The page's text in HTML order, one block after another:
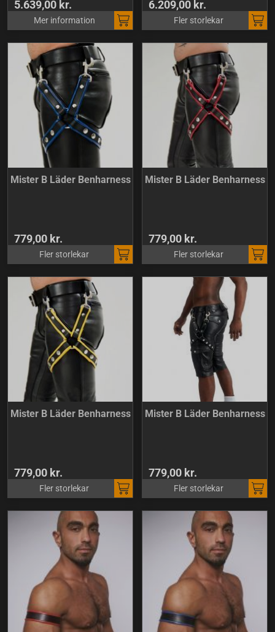
5.639,00 kr.
Mer information
6.209,00 kr.
Fler storlekar
Mister B Läder Benharness
779,00 kr.
Fler storlekar
Mister B Läder Benharness
779,00 kr.
Fler storlekar
Mister B Läder Benharness
779,00 kr.
Fler storlekar
Mister B Läder Benharness
779,00 kr.
Fler storlekar